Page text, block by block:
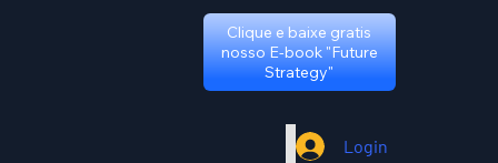
Clique e baixe gratis
nosso E-book "Future
Strategy"
Login